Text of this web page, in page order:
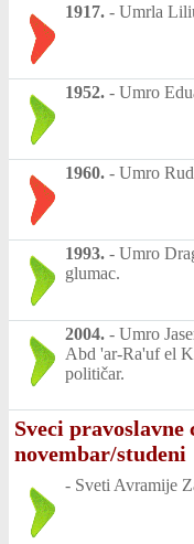
1917. - Umrla
1952. - Umro
1960. - Umro
1993. - Umro
glumac.
2004. - Umro
Abd 'ar-Ra'uf el
političar.
Sveci pravoslavne
novembar/studeni
- Sveti Avramije